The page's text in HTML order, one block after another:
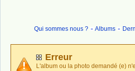
Qui sommes nous ?
Albums
Erreur
L'album ou la photo demandé (e)